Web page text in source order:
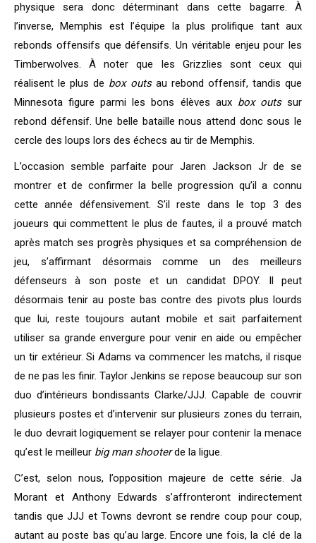
physique sera donc déterminant dans cette bagarre. À
l’inverse, Memphis est l’équipe la plus prolifique tant aux
rebonds offensifs que défensifs. Un véritable enjeu pour les
Timberwolves. À noter que les Grizzlies sont ceux qui
réalisent le plus de box outsau rebond offensif, tandis que
Minnesota figure parmi les bons élèves aux box outssur
rebond défensif. Une belle bataille nous attend donc sous le
cercle des loups lors des échecs au tir de Memphis.
L’occasion semble parfaite pour Jaren Jackson Jr de se
montrer et de confirmer la belle progression qu’il a connu
cette année défensivement. S’il reste dans le top 3 des
joueurs qui commettent le plus de fautes, il a prouvé match
après match ses progrès physiques et sa compréhension de
jeu, s’affirmant désormais comme un des meilleurs
défenseurs à son poste et un candidat DPOY. Il peut
désormais tenir au poste bas contre des pivots plus lourds
que lui, reste toujours autant mobile et sait parfaitement
utiliser sa grande envergure pour venir en aide ou empêcher
un tir extérieur. Si Adams va commencer les matchs, il risque
de ne pas les finir. Taylor Jenkins se repose beaucoup sur son
duo d’intérieurs bondissants Clarke/JJJ. Capable de couvrir
plusieurs postes et d’intervenir sur plusieurs zones du terrain,
le duo devrait logiquement se relayer pour contenir la menace
qu’est le meilleur big man shooterde la ligue.
C’est, selon nous, l’opposition majeure de cette série. Ja
Morant et Anthony Edwards s’affronteront indirectement
tandis que JJJ et Towns devront se rendre coup pour coup,
autant au poste bas qu’au large. Encore une fois, la clé de la